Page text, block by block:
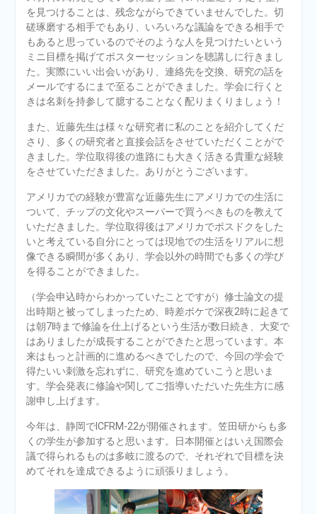
を見つけることは、残念ながらできていませんでした。切
磋琢磨する相手でもあり、いろいろな議論をできる相手で
もあると思っているのでそのような人を見つけたいという
ミニ目標を掲げてポスターセッションを聴講しに行きまし
た。実際にいい出会いがあり、連絡先を交換、研究の話を
メールでするにまで至ることができました。学会に行くと
きは名刺を持参して臆することなく配りまくりましょう！
また、近藤先生は様々な研究者に私のことを紹介してくだ
さり、多くの研究者と直接会話をさせていただくことがで
きました。学位取得後の進路にも大きく活きる貴重な経験
をさせていただきました。ありがとうございます。
アメリカでの経験が豊富な近藤先生にアメリカでの生活に
ついて、チップの文化やスーパーで買うべきものを教えて
いただきました。学位取得後はアメリカでポスドクをした
いと考えている自分にとっては現地での生活をリアルに想
像できる瞬間が多くあり、学会以外の時間でも多くの学び
を得ることができました。
（学会申込時からわかっていたことですが）修士論文の提
出時期と被ってしまったため、時差ボケで深夜2時に起きて
は朝7時まで修論を仕上げるという生活が数日続き、大変で
はありましたが成長することができたと思っています。本
来はもっと計画的に進めるべきでしたので、今回の学会で
得たいい刺激を忘れずに、研究を進めていこうと思いま
す。学会発表に修論や関してご指導いただいた先生方に感
謝申し上げます。
今年は、静岡でICFRM-22が開催されます。笠田研からも多
くの学生が参加すると思います。日本開催とはいえ国際会
議で得られるものは多岐に渡るので、それぞれで目標を決
めてそれを達成できるように頑張りましょう。